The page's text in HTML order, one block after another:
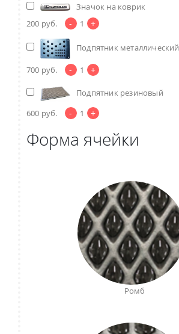
Значок на коврик
200 руб. - 1 +
Подпятник металлический
700 руб. - 1 +
Подпятник резиновый
600 руб. - 1 +
Форма ячейки
Ромб